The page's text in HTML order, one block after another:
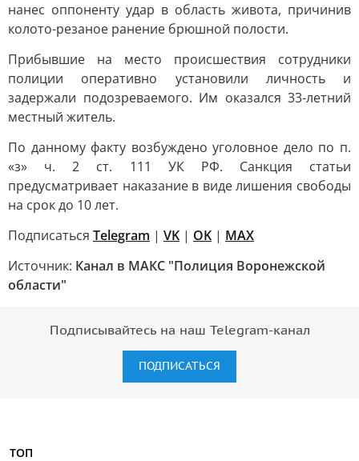
нанес оппоненту удар в область живота, причинив
колото-резаное ранение брюшной полости.
Прибывшие на место происшествия сотрудники
полиции оперативно установили личность и
задержали подозреваемого. Им оказался 33-летний
местный житель.
По данному факту возбуждено уголовное дело по п.
«з» ч. 2 ст. 111 УК РФ. Санкция статьи
предусматривает наказание в виде лишения свободы
на срок до 10 лет.
Подписаться Telegram | VK | OK | MAX
Источник: Канал в МАКС "Полиция Воронежской
области"
Подписывайтесь на наш Telegram-канал
ПОДПИСАТЬСЯ
ТОП